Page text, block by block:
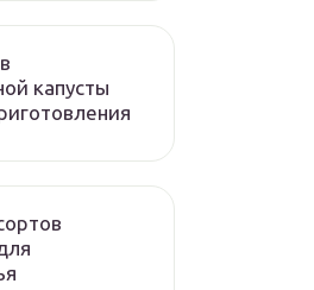
капусты